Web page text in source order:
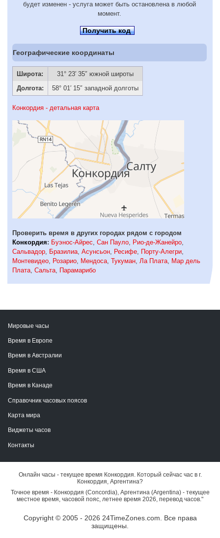
будет изменен - услуга может быть остановлена в любой
момент.
Получить код
Географические координаты
Широта:
31° 23′ 35″ южной широты
Долгота:
58° 01′ 15″ западной долготы
Конкордия - детальная карта
Проверить время в других городах рядом с городом
Конкордия: Буэнос-Айрес, Сан Пауло, Рио-де-Жанейро,
Сальвадор, Бразилиа, Асунсьон, Ресифе, Порту-Алегри,
Монтевидео, Розарио, Мендоса, Тукуман, Ла Плата, Мар дель
Плата, Сальта, Парамарибо
Мировые часы
Время в Европе
Время в Австралии
Время в США
Время в Канаде
Справочник часовых поясов
Карта мира
Виджеты часов
Контакты
Онлайн часы - текущее время Конкордия. Который сейчас час в г.
Конкордия, Аргентина?
Точное время - Конкордия (Concordia), Аргентина (Argentina) - текущее
местное время, часовой пояс, летнее время 2026, перевод часов."
Copyright © 2005 - 2026 24TimeZones.com. Все права
защищены.